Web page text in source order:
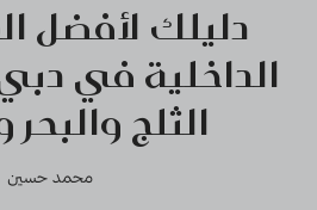
دليلك لأفضل
الداخلية في
الثلج والبحر
محمد حسين